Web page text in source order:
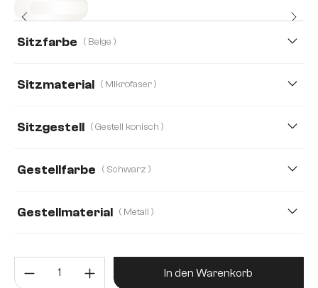
Sitzfarbe ( Beige )
Sitzmaterial ( Mikrofaser )
Mikrofaser/Bouclé, Mikrofaser
Strukturstoff Soft
Sitzgestell ( Gestell konisch )
Gestellfarbe ( Schwarz )
Gestellmaterial ( Metall )
Holz Produkt Anzahl: Gib den
In den Warenkorb